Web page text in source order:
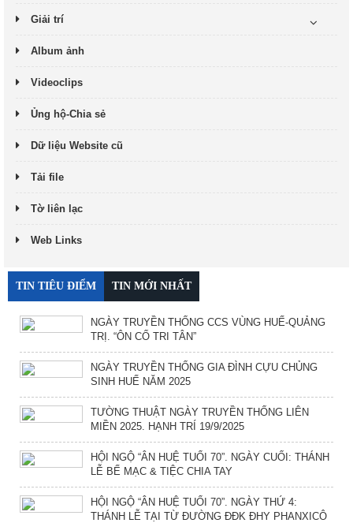
Giải trí
Album ảnh
Videoclips
Ủng hộ-Chia sẻ
Dữ liệu Website cũ
Tải file
Tờ liên lạc
Web Links
TIN TIÊU ĐIỂM TIN MỚI NHẤT
NGÀY TRUYỀN THỐNG CCS VÙNG HUẾ-QUẢNG
TRỊ. “ÔN CỐ TRI TÂN”
NGÀY TRUYỀN THỐNG GIA ĐÌNH CỰU CHỦNG
SINH HUẾ NĂM 2025
TƯỜNG THUẬT NGÀY TRUYỀN THỐNG LIÊN
MIỀN 2025. HẠNH TRÍ 19/9/2025
HỘI NGỘ “ÂN HUỆ TUỔI 70”. NGÀY CUỐI: THÁNH
LỄ BẾ MẠC & TIỆC CHIA TAY
HỘI NGỘ “ÂN HUỆ TUỔI 70”. NGÀY THỨ 4:
THÁNH LỄ TẠI TỪ ĐƯỜNG ĐĐK ĐHY PHANXICÔ